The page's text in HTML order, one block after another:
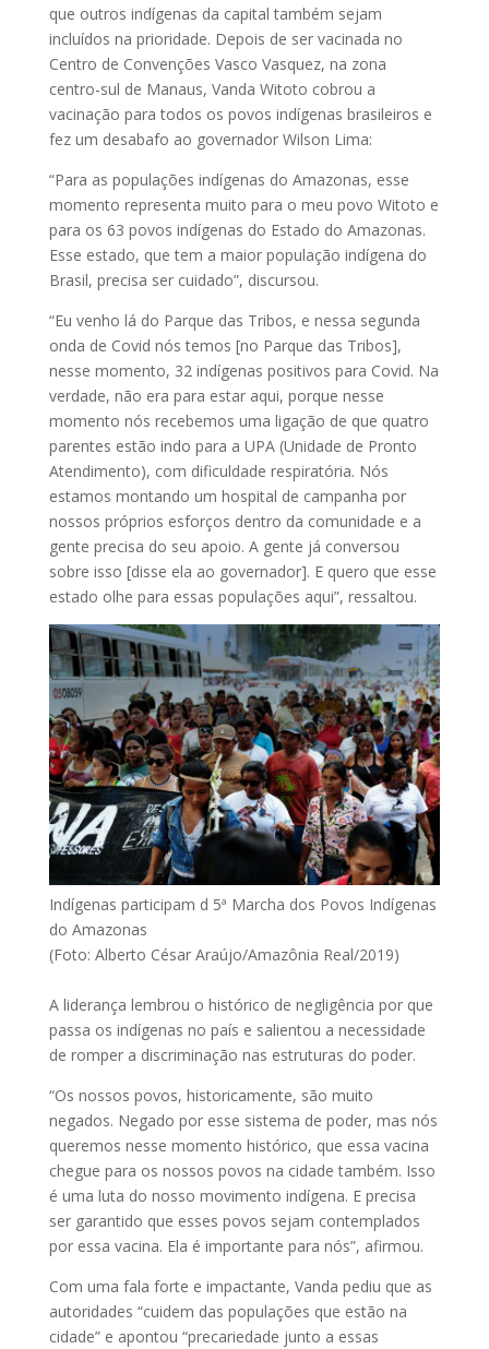
que outros indígenas da capital também sejam
incluídos na prioridade. Depois de ser vacinada no
Centro de Convenções Vasco Vasquez, na zona
centro-sul de Manaus, Vanda Witoto cobrou a
vacinação para todos os povos indígenas brasileiros e
fez um desabafo ao governador Wilson Lima:
“Para as populações indígenas do Amazonas, esse
momento representa muito para o meu povo Witoto e
para os 63 povos indígenas do Estado do Amazonas.
Esse estado, que tem a maior população indígena do
Brasil, precisa ser cuidado”, discursou.
“Eu venho lá do Parque das Tribos, e nessa segunda
onda de Covid nós temos [no Parque das Tribos],
nesse momento, 32 indígenas positivos para Covid. Na
verdade, não era para estar aqui, porque nesse
momento nós recebemos uma ligação de que quatro
parentes estão indo para a UPA (Unidade de Pronto
Atendimento), com dificuldade respiratória. Nós
estamos montando um hospital de campanha por
nossos próprios esforços dentro da comunidade e a
gente precisa do seu apoio. A gente já conversou
sobre isso [disse ela ao governador]. E quero que esse
estado olhe para essas populações aqui”, ressaltou.
Indígenas participam d 5ª Marcha dos Povos Indígenas
do Amazonas
(Foto: Alberto César Araújo/Amazônia Real/2019)
A liderança lembrou o histórico de negligência por que
passa os indígenas no país e salientou a necessidade
de romper a discriminação nas estruturas do poder.
“Os nossos povos, historicamente, são muito
negados. Negado por esse sistema de poder, mas nós
queremos nesse momento histórico, que essa vacina
chegue para os nossos povos na cidade também. Isso
é uma luta do nosso movimento indígena. E precisa
ser garantido que esses povos sejam contemplados
por essa vacina. Ela é importante para nós”, afirmou.
Com uma fala forte e impactante, Vanda pediu que as
autoridades “cuidem das populações que estão na
cidade” e apontou “precariedade junto a essas